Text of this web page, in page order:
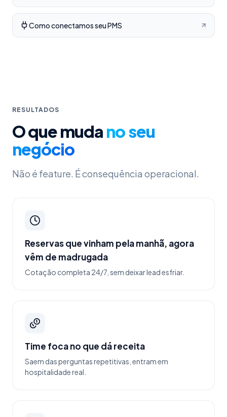
Como conectamos seu PMS
RESULTADOS
O que muda no seu
negócio
Não é feature. É consequência operacional.
Reservas que vinham pela manhã, agora
vêm de madrugada
Cotação completa 24/7, sem deixar lead esfriar.
Time foca no que dá receita
Saem das perguntas repetitivas, entram em
hospitalidade real.